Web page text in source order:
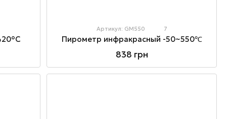
Артикул: GM550 7
Пирометр инфракрасный -50~550℃
838 грн